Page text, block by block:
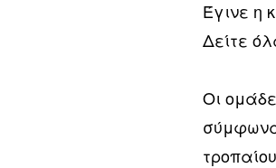
Έγινε η
Δείτε
Οι